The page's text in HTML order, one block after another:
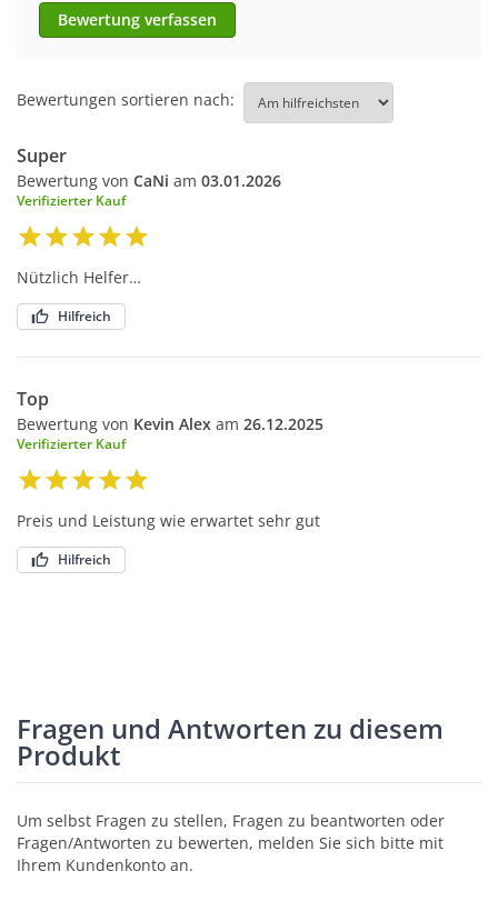
Bewertung verfassen
Bewertungen sortieren nach:
Super
Bewertung von CaNi am 03.01.2026
Verifizierter Kauf
Nützlich Helfer…
Hilfreich
Top
Bewertung von Kevin Alex am 26.12.2025
Verifizierter Kauf
Preis und Leistung wie erwartet sehr gut
Hilfreich
Fragen und Antworten zu diesem
Produkt
Um selbst Fragen zu stellen, Fragen zu beantworten oder
Fragen/Antworten zu bewerten, melden Sie sich bitte mit
Ihrem Kundenkonto an.